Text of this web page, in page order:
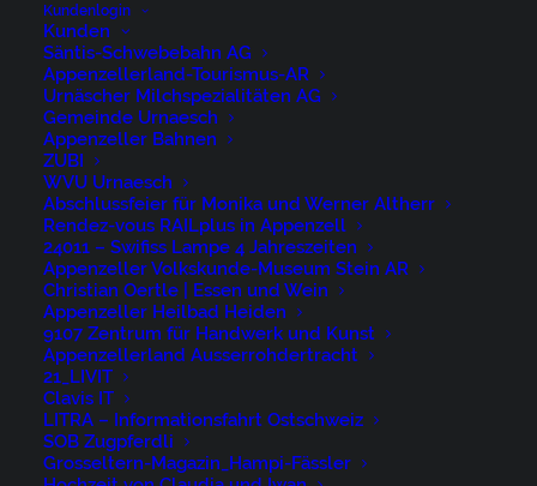
Kundenlogin
Kunden
Säntis-Schwebebahn AG
Appenzellerland-Tourismus-AR
Urnäscher Milchspezialitäten AG
Gemeinde Urnaesch
Appenzeller Bahnen
ZUBI
WVU Urnaesch
Abschlussfeier für Monika und Werner Altherr
Rendez-vous RAILplus in Appenzell
24011 – Swifiss Lampe 4 Jahreszeiten
Appenzeller Volkskunde-Museum Stein AR
Christian Oertle | Essen und Wein
Appenzeller Heilbad Heiden
9107 Zentrum für Handwerk und Kunst
Appenzellerland Ausserrohdertracht
21_LIVIT
Clavis IT
LITRA – Informationsfahrt Ostschweiz
SOB Zugpferdli
Grosseltern-Magazin_Hampi-Fässler
Nürigstrasse 4
CH 9107 Urnäsch
Switzerland
Phone: +41 79 262 46 52
niederer@artwiese.ch
© 2026 ARTWIESE.All rights reserved